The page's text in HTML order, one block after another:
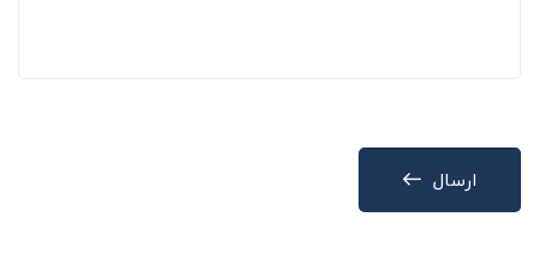
ارسال